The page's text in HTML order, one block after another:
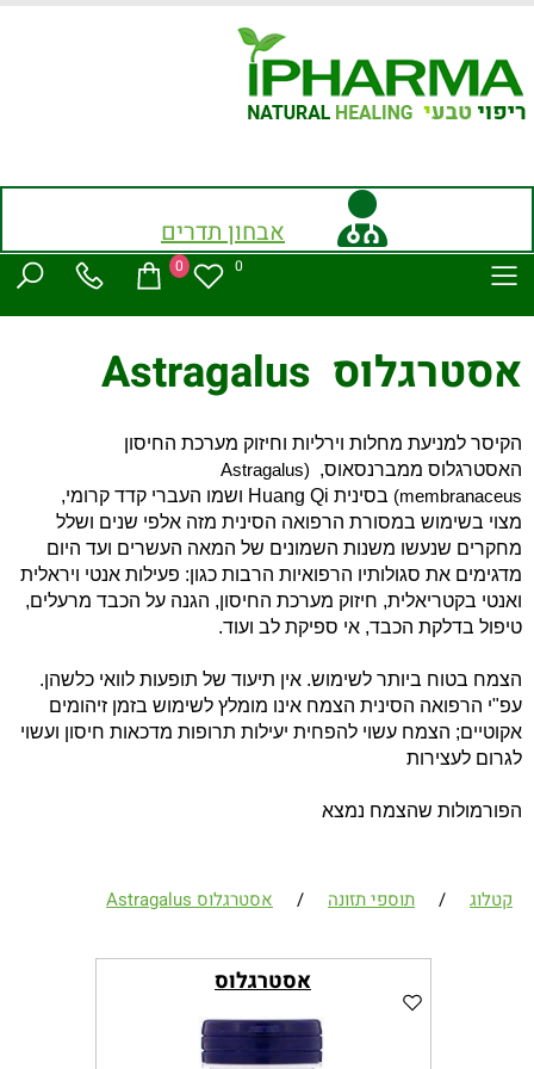
אבחון תדרים
0 0
אסטרגלוס Astragalus
הקיסר למניעת מחלות וירליות וחיזוק מערכת החיסון
האסטרגלוס ממברנסאוס,
(Astragalus
membranaceus)
בסינית
ושמו העברי קדד קרומי,
מצוי בשימוש במסורת הרפואה הסינית מזה אלפי שנים ושלל
מחקרים שנעשו משנות השמונים של המאה העשרים ועד היום
מדגימים את סגולותיו הרפואיות הרבות כגון: פעילות אנטי ויראלית
ואנטי בקטריאלית, חיזוק מערכת החיסון, הגנה על הכבד מרעלים,
טיפול בדלקת הכבד, אי ספיקת לב ועוד.
הצמח בטוח ביותר לשימוש. אין תיעוד של תופעות לוואי כלשהן.
עפ"י הרפואה הסינית הצמח אינו מומלץ לשימוש בזמן זיהומים
אקוטיים; הצמח עשוי להפחית יעילות תרופות מדכאות חיסון ועשוי
לגרום לעצירות
הפורמולות שהצמח נמצא
קטלוג / תוספי תזונה / אסטרגלוס Astragalus
אסטרגלוס